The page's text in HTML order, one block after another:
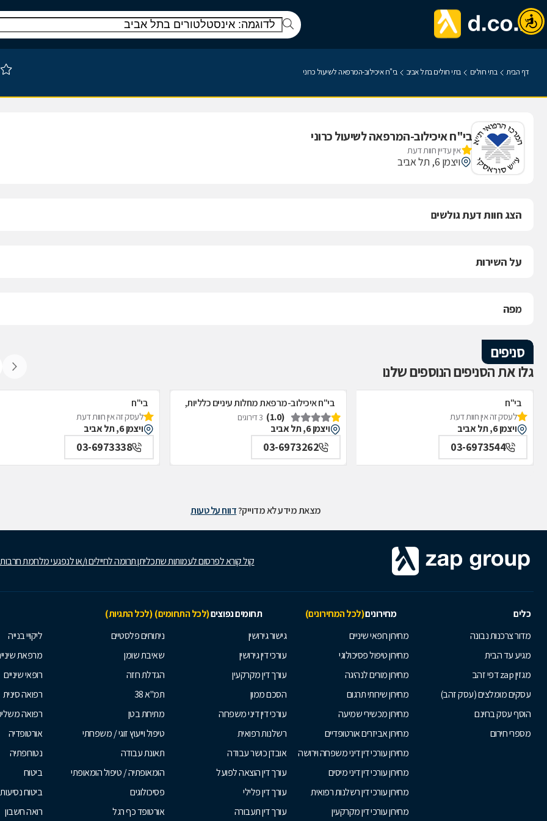
דף הבית בתי חולים בתי חולים בתל אביב בי"ח איכילוב-המרפאה לשיעול כרוני
בי"ח איכילוב-המרפאה לשיעול כרוני
אין עדיין חוות דעת
ויצמן 6, תל אביב
הצג חוות דעת גולשים
על השירות
מפה
סניפים
גלו את הסניפים הנוספים שלנו
בי"ח
איכילוב-אף,אוזן,גרון,ניתוחי-ראש,צוואר,פה,לסתות-מערך,
תל אביב
לעסק זה אין חוות דעת
ויצמן 6, תל אביב
03-6973544
בי"ח איכילוב-מרפאת מחלות עיניים כלליות,
תל אביב
(1.0) 3 דירוגים
ויצמן 6, תל אביב
03-6973262
בי"ח
איכילוב-אף;אוזן;גרון;ניתוחי-
תל אביב
לעסק זה אין חוות דעת
ויצמן 6, תל אביב
03-6973338
מצאת מידע לא מדוייק?דווח על טעות
קול קורא לפרסום לעמותות שתכליתן תרומה לחיילים ו/או לנפגעי מלחמת
כלים מחירונים(לכל המחירונים) תחומים נפוצים(לכל התחומים) (לכל התגיות)
מדור צרכנות נבונה
מגיע עד הבית
מגזין zap דפי זהב
עסקים מומלצים (עסק זהב)
הוסף עסק בחינם
מספרי חירום
מחירון רופאי שיניים
מחירון טיפול פסיכולוגי
מחירון מורים לנהיגה
מחירון שירותי תרגום
מחירון מכשירי שמיעה
מחירון אביזרים אורטופדיים
מחירון עורכי דין דיני משפחה וירושה
מחירון עורכי דין דיני מיסים
מחירון עורכי דין רשלנות רפואית
מחירון עורכי דין מקרקעין
גישור גירושין
עורכי דין גירושין
עורך דין מקרקעין
הסכם ממון
עורכי דין דיני משפחה
רשלנות רפואית
אובדן כושר עבודה
עורך דין הוצאה לפועל
עורך דין פלילי
עורך דין תעבורה
ניתוחים פלסטיים
שאיבת שומן
הגדלת חזה
תמ"א 38
מתיחת בטן
טיפול וייעוץ זוגי / משפחתי
תאונת עבודה
הומאופתיה / טיפול הומאופתי
פסיכולוגים
אורטופד כף רגל
ליקויי בנייה
מרפאת
רופאי שיניים
רפואה סינית
רפואה
אורטופדיה
נטורופתיה
ביטוח
ביטוח
רואה חשבון